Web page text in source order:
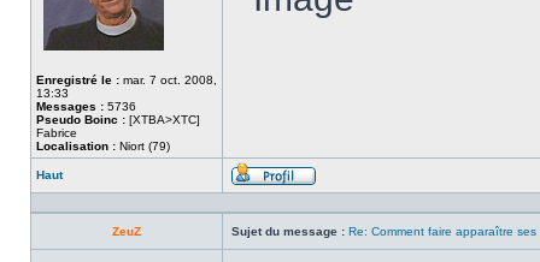
Enregistré le : mar. 7 oct. 2008,
13:33
Messages : 5736
Pseudo Boinc : [XTBA>XTC]
Fabrice
Localisation : Niort (79)
Haut
Profil
ZeuZ Sujet du message : Re: Comment faire apparaître ses